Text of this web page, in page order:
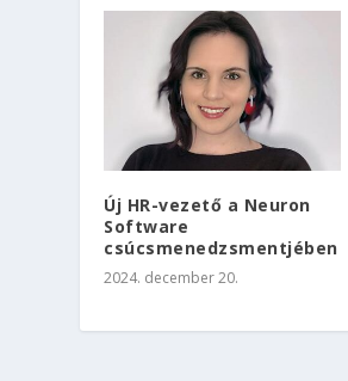
Új HR-vezető a Neuron
Software
csúcsmenedzsmentjében
2024. december 20.